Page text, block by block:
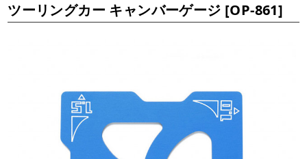
ツーリングカー キャンバーゲージ [OP-861]